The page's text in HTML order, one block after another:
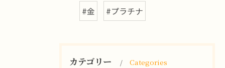
#金 #プラチナ
カテゴリー Categories